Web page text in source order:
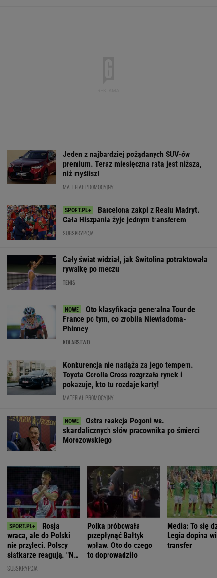
Jeden z najbardziej pożądanych SUV-ów
premium. Teraz miesięczna rata jest niższa,
niż myślisz!
MATERIAŁ PROMOCYJNY
Barcelona zakpi z Realu Madryt.
Cała Hiszpania żyje jednym transferem
SUBSKRYPCJA
Cały świat widział, jak Switolina potraktowała
rywalkę po meczu
TENIS
Oto klasyfikacja generalna Tour de
France po tym, co zrobiła Niewiadoma-
Phinney
KOLARSTWO
Konkurencja nie nadąża za jego tempem.
Toyota Corolla Cross rozgrzała rynek i
pokazuje, kto tu rozdaje karty!
MATERIAŁ PROMOCYJNY
Ostra reakcja Pogoni ws.
skandalicznych słów pracownika po śmierci
Morozowskiego
Rosja
wraca, ale do Polski
nie przyleci. Polscy
siatkarze reagują. "Nie
rozumiem"
SUBSKRYPCJA
Polka próbowała
przepłynąć Bałtyk
wpław. Oto do czego
to doprowadziło
Media: To się
Legia dopina
transfer